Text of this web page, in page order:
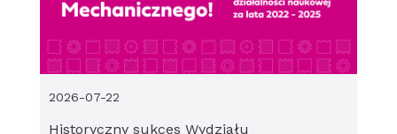
Historyczny sukces Wydziału
2026-07-22